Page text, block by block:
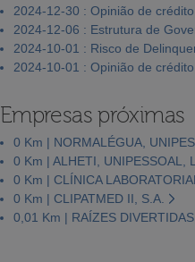
2024-12-30 : Opinião de crédito
2024-12-06 : Estrutura de
2024-10-01 : Risco de
2024-10-01 : Opinião de crédito
Empresas próximas
0 Km | NORMALÉGUA,
0 Km | ALHETI, UNIPESSOAL,
0 Km | CLÍNICA
0 Km | CLIPATMED II, S.A.
0,01 Km | RAÍZES